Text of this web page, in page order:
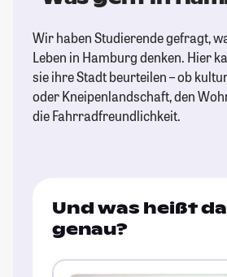
Wir haben Studierende gefragt,
Leben in Hamburg denken. Hier
sie ihre Stadt beurteilen – ob
oder Kneipenlandschaft, den
die Fahrradfreundlichkeit.
Und was heißt
genau?